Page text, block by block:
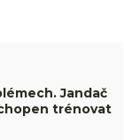
Jandač
trénovat